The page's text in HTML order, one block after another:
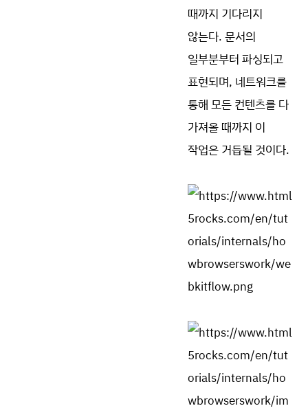
때까지 기다리지
않는다. 문서의
일부분부터 파싱되고
표현되며, 네트워크를
통해 모든 컨텐츠를 다
가져올 때까지 이
작업은 거듭될 것이다.